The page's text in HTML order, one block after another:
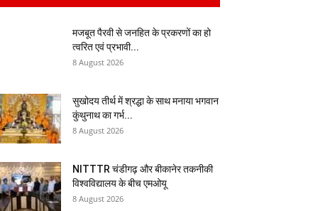
मजबूत पैरवी से जनहित के प्रकरणों का हो
त्वरित एवं प्रभावी...
8 August 2026
सुखोदय तीर्थ में श्रद्धा के साथ मनाया भगवान
कुंथुनाथ का गर्भ...
8 August 2026
NITTTR चंडीगढ़ और बीकानेर तकनीकी
विश्वविद्यालय के बीच एमओयू
8 August 2026